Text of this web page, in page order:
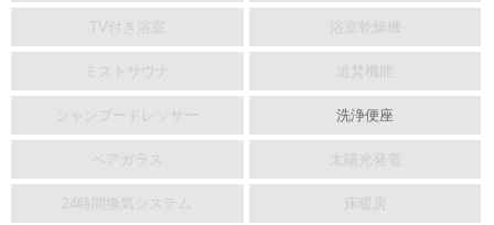
TV付き浴室 浴室乾燥機
ミストサウナ 追焚機能
シャンプードレッサー 洗浄便座
ペアガラス 太陽光発電
24時間換気システム 床暖房